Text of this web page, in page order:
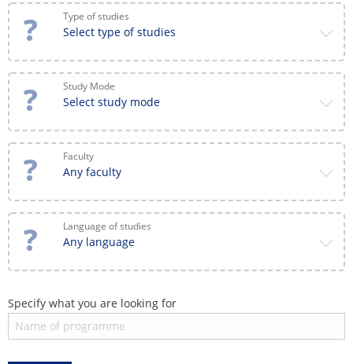
Type of studies
Select type of studies
Study Mode
Select study mode
Faculty
Any faculty
Language of studies
Any language
Specify what you are looking for